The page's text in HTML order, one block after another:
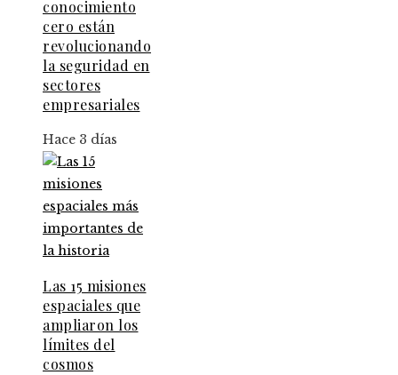
conocimiento
cero están
revolucionando
la seguridad en
sectores
empresariales
Hace 3 días
Las 15 misiones
espaciales que
ampliaron los
límites del
cosmos